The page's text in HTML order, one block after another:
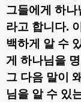
그들에게 하나
라고 합니다.
백하게 알 수
게 하나님을
그 다음 말이
님을 알 수 있